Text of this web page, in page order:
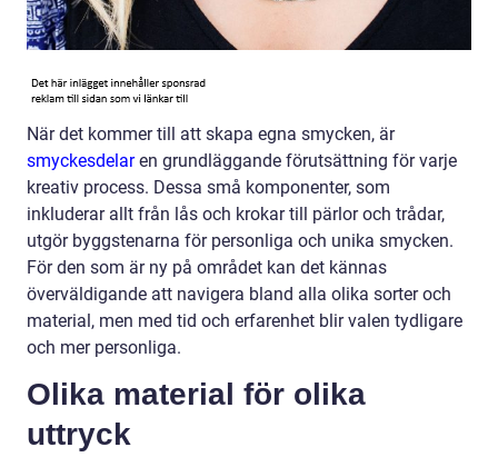
När det kommer till att skapa egna smycken, är
smyckesdelaren grundläggande förutsättning för varje
kreativ process. Dessa små komponenter, som
inkluderar allt från lås och krokar till pärlor och trådar,
utgör byggstenarna för personliga och unika smycken.
För den som är ny på området kan det kännas
överväldigande att navigera bland alla olika sorter och
material, men med tid och erfarenhet blir valen tydligare
och mer personliga.
Olika material för olika
uttryck